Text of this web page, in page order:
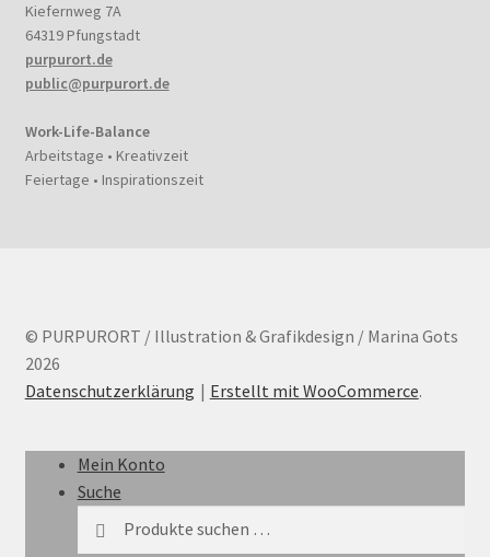
Kiefernweg 7A
64319 Pfungstadt
purpurort.de
public@purpurort.de
Work-Life-Balance
Arbeitstage • Kreativzeit
Feiertage • Inspirationszeit
© PURPURORT / Illustration & Grafikdesign / Marina Gots
2026
Datenschutzerklärung
Erstellt mit WooCommerce.
Mein Konto
Suche
nach: